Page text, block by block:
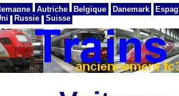
Autriche Belgique Danemark
Russie Suisse